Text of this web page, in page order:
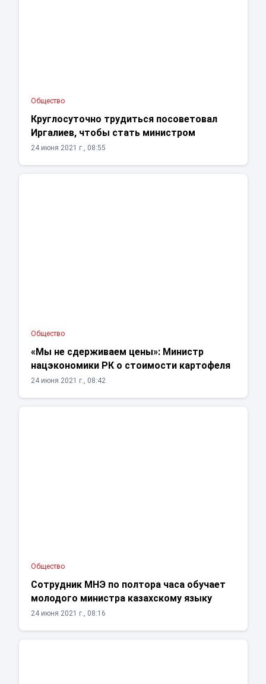
Общество
Круглосуточно трудиться посоветовал
Иргалиев, чтобы стать министром
24 июня 2021 г., 08:55
Общество
«Мы не сдерживаем цены»: Министр
нацэкономики РК о стоимости картофеля
24 июня 2021 г., 08:42
Общество
Сотрудник МНЭ по полтора часа обучает
молодого министра казахскому языку
24 июня 2021 г., 08:16